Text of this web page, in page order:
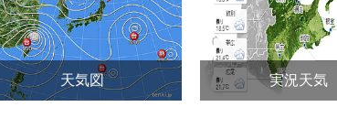
天気図 実況天気